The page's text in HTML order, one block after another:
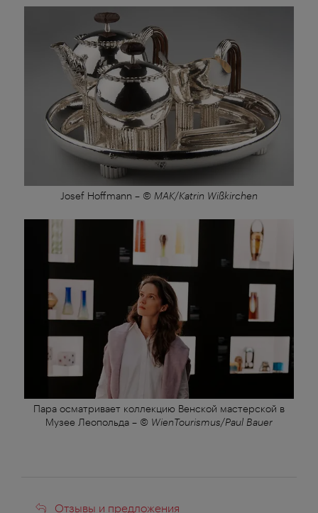
Josef Hoffmann – © MAK/Katrin Wißkirchen
Пара осматривает коллекцию Венской мастерской в
Музее Леопольда– © WienTourismus/Paul Bauer
Отзывы
Отзывы и предложения